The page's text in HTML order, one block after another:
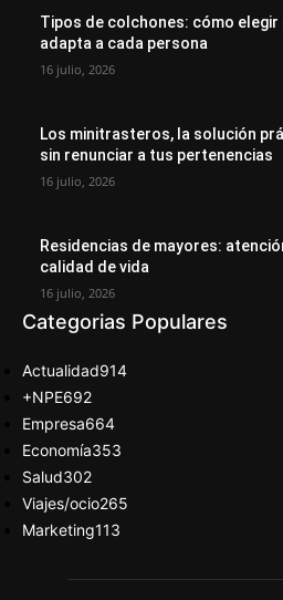
Tipos de colchones: cómo
adapta a cada persona
16 julio, 2026
Los minitrasteros, la solución
sin renunciar a tus pertenencias
16 julio, 2026
Residencias de mayores:
calidad de vida
16 julio, 2026
Categorias Populares
Actualidad914
+NPE692
Empresa664
Economía353
Salud302
Viajes/ocio265
Marketing113